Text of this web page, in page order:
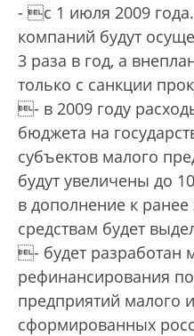
- с 1 июля 2009
компаний будут
3 раза в год, а
только с санкции
- в 2009 году
бюджета на
субъектов малого
будут увеличены до
в дополнение к
средствам будет
- будет разработан
рефинансирования
предприятий малого
сформированных